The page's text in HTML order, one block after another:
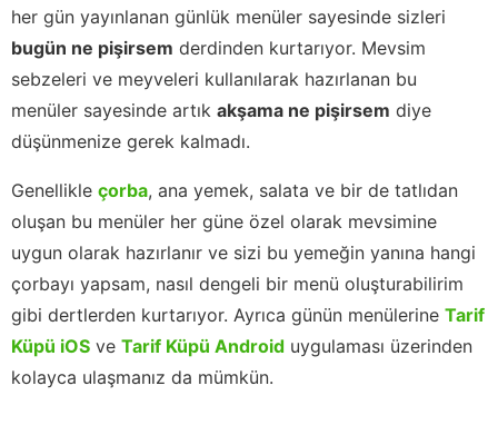
her gün yayınlanan günlük menüler sayesinde sizleri
bugün ne pişirsem derdinden kurtarıyor. Mevsim
sebzeleri ve meyveleri kullanılarak hazırlanan bu
menüler sayesinde artık akşama ne pişirsem diye
düşünmenize gerek kalmadı.
Genellikle çorba, ana yemek, salata ve bir de tatlıdan
oluşan bu menüler her güne özel olarak mevsimine
uygun olarak hazırlanır ve sizi bu yemeğin yanına hangi
çorbayı yapsam, nasıl dengeli bir menü oluşturabilirim
gibi dertlerden kurtarıyor. Ayrıca günün menülerine Tarif
Küpü iOS ve Tarif Küpü Android uygulaması üzerinden
kolayca ulaşmanız da mümkün.